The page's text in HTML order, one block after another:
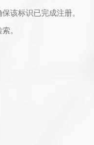
该标识已完成注册。
。